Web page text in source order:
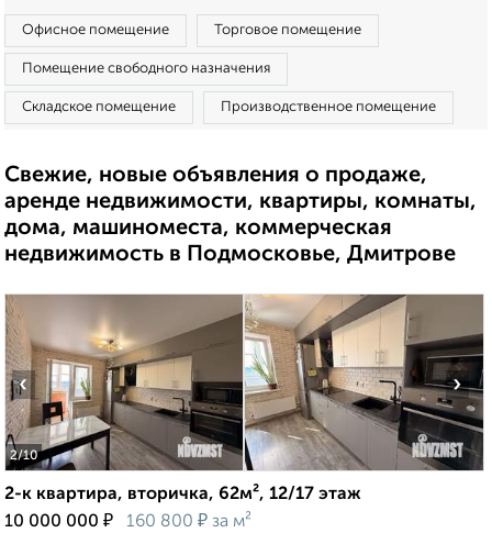
Офисное помещение Торговое помещение
Помещение свободного назначения
Складское помещение Производственное помещение
Свежие, новые объявления о продаже,
аренде недвижимости, квартиры, комнаты,
дома, машиноместа, коммерческая
недвижимость в Подмосковье, Дмитрове
2/10
‹ ›
2-к квартира, вторичка, 62м², 12/17 этаж
10 000 000 ₽ 160 800 ₽ за м²